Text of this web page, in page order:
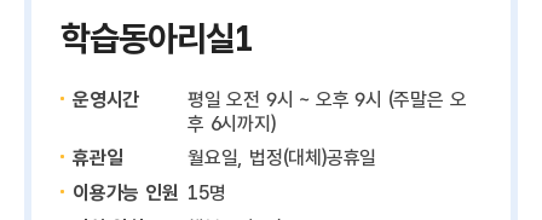
학습동아리실1
운영시간
평일 오전 9시 ~ 오후 9시 (주말은 오
후 6시까지)
휴관일
월요일, 법정(대체)공휴일
이용가능 인원 15명